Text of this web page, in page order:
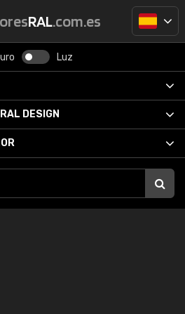
RAL.com.es
Luz
RAL DESIGN